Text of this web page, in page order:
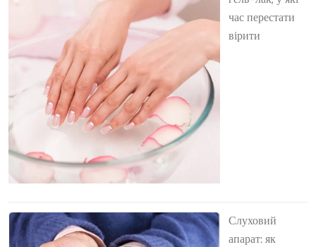
час перестати
вірити
Слуховий
апарат: як